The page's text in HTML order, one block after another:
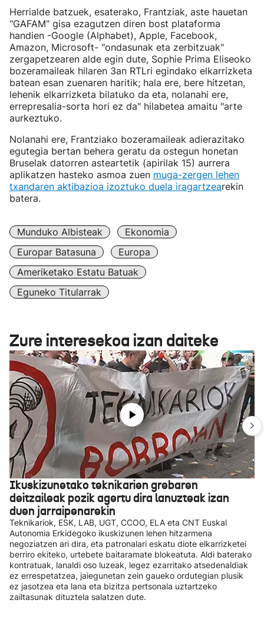
Herrialde batzuek, esaterako, Frantziak, aste hauetan
"GAFAM" gisa ezagutzen diren bost plataforma
handien -Google (Alphabet), Apple, Facebook,
Amazon, Microsoft- "ondasunak eta zerbitzuak"
zergapetzearen alde egin dute, Sophie Prima Eliseoko
bozeramaileak hilaren 3an RTLri egindako elkarrizketa
batean esan zuenaren haritik; hala ere, bere hitzetan,
lehenik elkarrizketa bilatuko da eta, nolanahi ere,
errepresalia-sorta hori ez da" hilabetea amaitu "arte
aurkeztuko.
Nolanahi ere, Frantziako bozeramaileak adierazitako
egutegia bertan behera geratu da ostegun honetan
Bruselak datorren asteartetik (apirilak 15) aurrera
aplikatzen hasteko asmoa zuen muga-zergen lehen
txandaren aktibazioa izoztuko duela iragartzearekin
batera.
Munduko Albisteak
Ekonomia
Europar Batasuna
Europa
Ameriketako Estatu Batuak
Eguneko Titularrak
Zure interesekoa izan daiteke
Ikuskizunetako teknikarien grebaren
deitzaileak pozik agertu dira lanuzteak izan
duen jarraipenarekin
Teknikariok, ESK, LAB, UGT, CCOO, ELA eta CNT Euskal
Autonomia Erkidegoko ikuskizunen lehen hitzarmena
negoziatzen ari dira, eta patronalari eskatu diote elkarrizketei
berriro ekiteko, urtebete baitaramate blokeatuta. Aldi baterako
kontratuak, lanaldi oso luzeak, legez ezarritako atsedenaldiak
ez errespetatzea, jaiegunetan zein gaueko ordutegian plusik
ez jasotzea eta lana eta bizitza pertsonala uztartzeko
zailtasunak dituztela salatzen dute.